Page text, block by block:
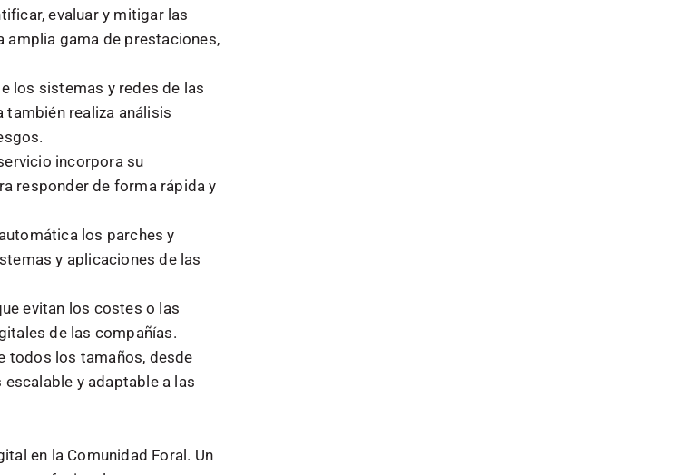
evaluar y mitigar las
amplia gama de prestaciones,
los sistemas y redes de las
también realiza análisis
incorpora su
responder de forma rápida y
los parches y
y aplicaciones de las
evitan los costes o las
de las compañías.
todos los tamaños, desde
y adaptable a las
en la Comunidad Foral. Un